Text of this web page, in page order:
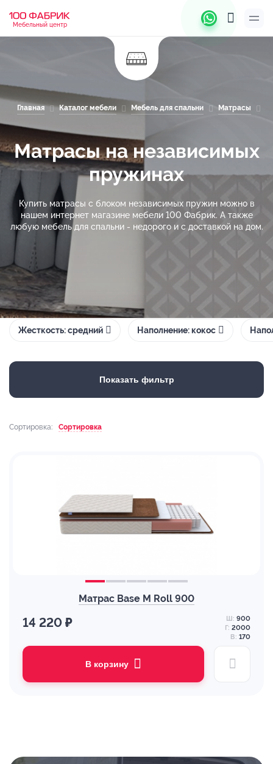
Мебельный центр
Главная Каталог мебели Мебель для спальни Матрасы
Матрасы на независимых
пружинах
Купить матрасы с блоком независимых пружин можно в
нашем интернет магазине мебели 100 Фабрик. А также
любую мебель для спальни - недорого и с доставкой на дом.
Жесткость: средний Наполнение: кокос
Показать фильтр
Сортировка: Сортировка
Матрас Base M Roll 900
14 220 ₽ Ш: 900
Г: 2000
В: 170
В корзину